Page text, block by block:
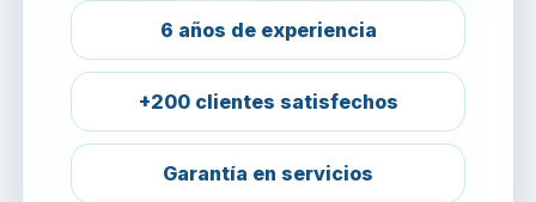
6 años de experiencia
+200 clientes satisfechos
Garantía en servicios